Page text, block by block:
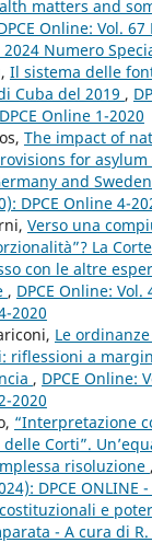
matters and
Online: Vol. 67
2024 Numero
Il sistema delle
Cuba del 2019 ,
Online 1-2020
The impact of
for asylum
and Sweden
DPCE Online 4-
Verso una
La
con le altre
, DPCE Online: Vol.
2020
Le
riflessioni a
, DPCE Online:
2020
“Interpretazione
Corti”.
risoluzione ,
DPCE ONLINE
e
- A cura di R.